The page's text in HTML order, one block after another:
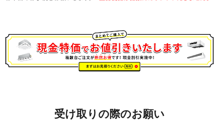
受け取りの際のお願い